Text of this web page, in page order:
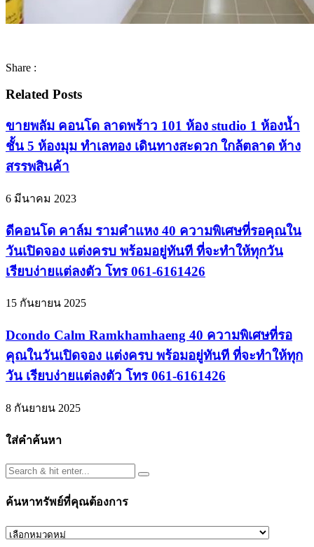
Share :
Related Posts
ขายพลัม คอนโด ลาดพร้าว 101 ห้อง studio 1 ห้องน้ำ
ชั้น 5 ห้องมุม ทำเลทอง เดินทางสะดวก ใกล้ตลาด ห้าง
สรรพสินค้า
6 มีนาคม 2023
ดีคอนโด คาล์ม รามคำแหง 40 ความพิเศษที่รอคุณใน
วันเปิดจอง แต่งครบ พร้อมอยู่ทันที ที่จะทำให้ทุกวัน
เรียบง่ายแต่ลงตัว โทร 061-6161426
15 กันยายน 2025
Dcondo Calm Ramkhamhaeng 40 ความพิเศษที่รอ
คุณในวันเปิดจอง แต่งครบ พร้อมอยู่ทันที ที่จะทำให้ทุก
วัน เรียบง่ายแต่ลงตัว โทร 061-6161426
8 กันยายน 2025
ใส่คำค้นหา
ค้นหาทรัพย์ที่คุณต้องการ
ค้นหา